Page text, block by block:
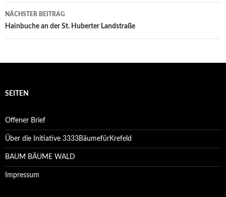
NÄCHSTER BEITRAG
Hainbuche an der St. Huberter Landstraße
SEITEN
Offener Brief
Über die Initiative 3333BäumefürKrefeld
BAUM BÄUME WALD
Impressum